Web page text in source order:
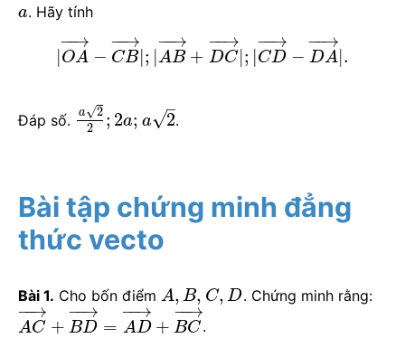
a. Hãy tính
OA
−→
−
− CB
−→
−
; |AB
−→
−
+ DC
−→
−
| ; CD
−→
−
− DA
−→
−
| .
Đáp số. a 2
√
2
; 2a; a 2
–
√ .
Bài tập chứng minh đẳng
thức vecto
Bài 1. Cho bốn điểm A, B, C, D. Chứng minh rằng:
AC
−→
−
+ BD
−→
−
= AD
−→
−
+ BC
−→
−
.